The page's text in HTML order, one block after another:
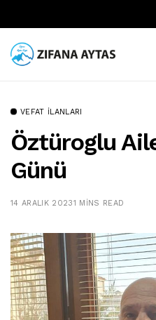
VEFAT İLANLARI
Öztüroglu
Günü
14 ARALIK 20231 MINS READ